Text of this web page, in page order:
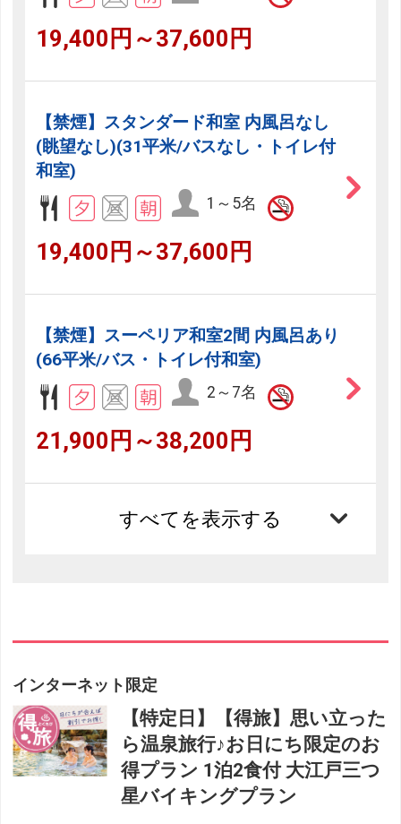
19,400円～37,600円
【禁煙】スタンダード和室 内風呂なし
(眺望なし)(31平米/バスなし・トイレ付
和室)
1～5名
19,400円～37,600円
【禁煙】スーペリア和室2間 内風呂あり
(66平米/バス・トイレ付和室)
2～7名
21,900円～38,200円
すべてを表示する
インターネット限定
【特定日】【得旅】思い立った
ら温泉旅行♪お日にち限定のお
得プラン 1泊2食付 大江戸三つ
星バイキングプラン